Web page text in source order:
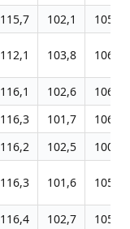
115,7 102,1
105,4
112,1 103,8 106,7
116,1 102,6
106,2
116,3 101,7
106,0
116,2 102,5
100,9
116,3 101,6 105,7
116,4 102,7
105,9